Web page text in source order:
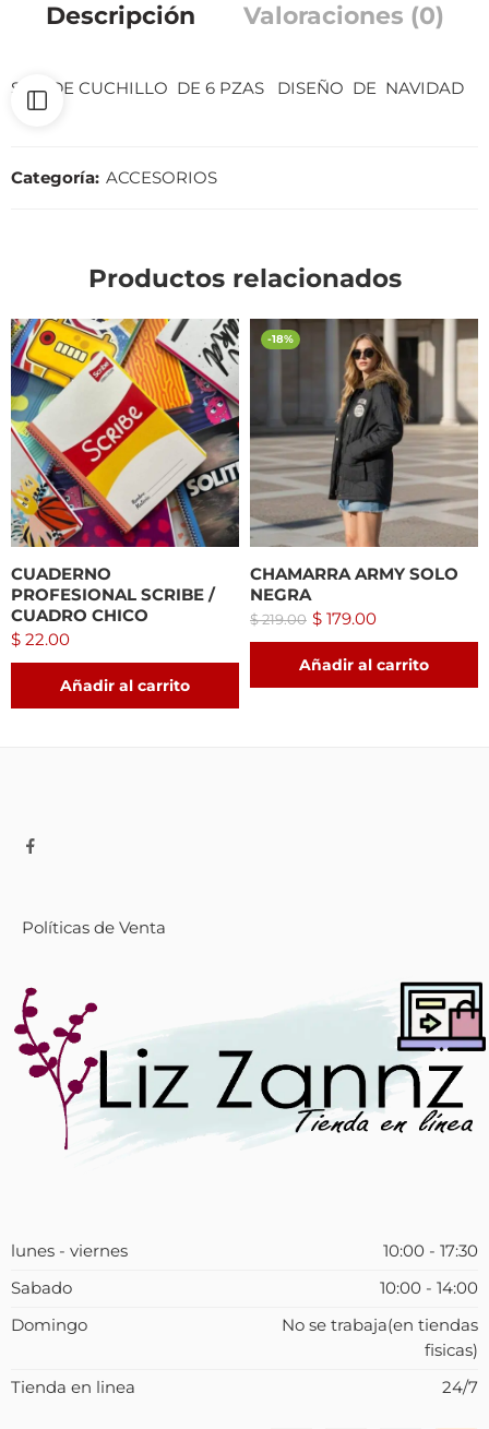
Descripción Valoraciones (0)
SET DE CUCHILLO DE 6 PZAS DISEÑO DE NAVIDAD
Categoría: ACCESORIOS
Productos relacionados
CUADERNO
PROFESIONAL SCRIBE /
CUADRO CHICO
$ 22.00
Añadir al carrito
-18%
CHAMARRA ARMY SOLO
NEGRA
$219.00 $ 179.00
Añadir al carrito
Políticas de Venta
lunes - viernes
10:00 - 17:30
Sabado
10:00 - 14:00
Domingo
No se trabaja(en tiendas
fisicas)
Tienda en linea
24/7